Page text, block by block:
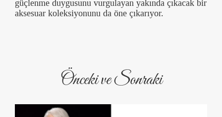
güçlenme duygusunu vurgulayan yakında çıkacak bir
aksesuar koleksiyonunu da öne çıkarıyor.
Önceki ve Sonraki